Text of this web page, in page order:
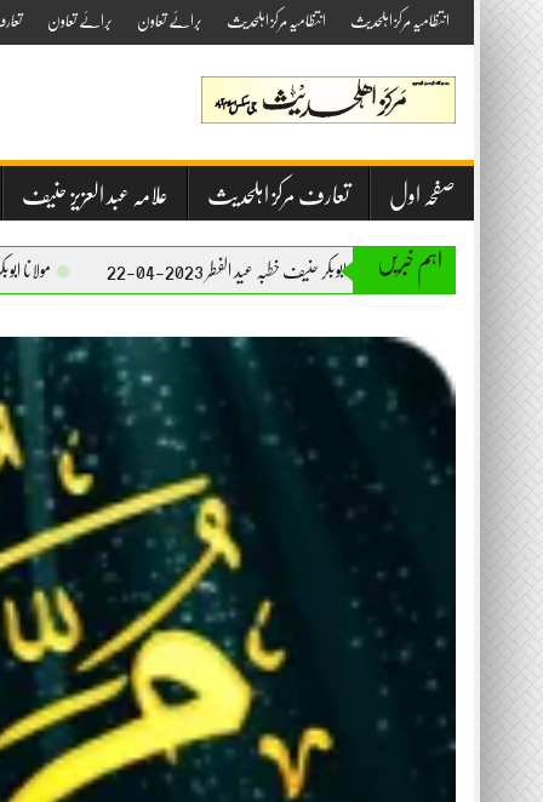
Skip
to
content
انتظامیہ مرکز اہلحدیث انتظامیہ مرکز اہلحدیث برائے تعاون برائے تعاون
صفحہ اول تعارف مرکز اہلحدیث علامہ عبد العزیز حنیف
اہم خبریں
مولانا ابوبکر حنیف خطبہ عید الفطر 2023-04-22 مولانا ابوبکر حنیف خطبہ جمعۃ المبارک